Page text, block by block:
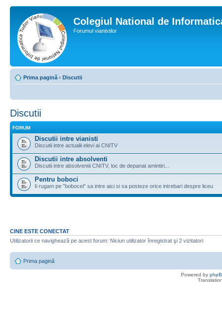
Colegiul National de
Forumul vianistilor
Prima pagină ‹ Discutii
Discutii
FORUM
Discutii intre vianisti
Discutii intre actualii elevi ai CNITV
Discutii intre absolventi
Discutii intre absolventii CNITV, loc de depanat amintiri...
Pentru boboci
Ii rugam pe "bobocei" sa intre aici si sa posteze orice intrebari despre liceu
CINE ESTE CONECTAT
Utilizatorii ce navighează pe acest forum: Niciun utilizator înregistrat şi 2 vizitatori
Prima pagină
Powered by